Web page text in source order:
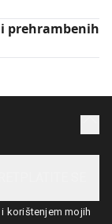
prehrambenih
korištenjem mojih